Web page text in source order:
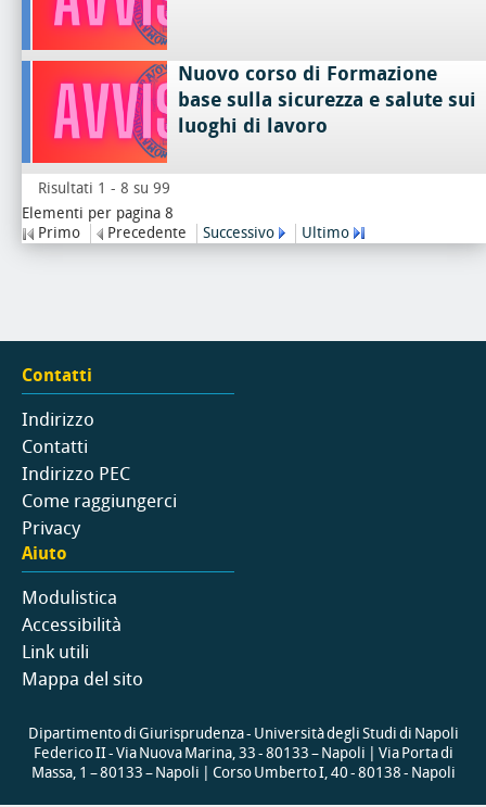
Nuovo corso di Formazione
base sulla sicurezza e salute sui
luoghi di lavoro
Risultati 1 - 8 su 99
Elementi per pagina 8
Primo
Precedente Successivo Ultimo
Contatti
Indirizzo
Contatti
Indirizzo PEC
Come raggiungerci
Privacy
Aiuto
Modulistica
Accessibilità
Link utili
Mappa del sito
Dipartimento di Giurisprudenza - Università degli Studi di Napoli
Federico II - Via Nuova Marina, 33 - 80133 – Napoli | Via Porta di
Massa, 1 – 80133 – Napoli | Corso Umberto I, 40 - 80138 - Napoli